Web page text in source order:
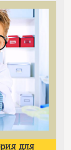
для